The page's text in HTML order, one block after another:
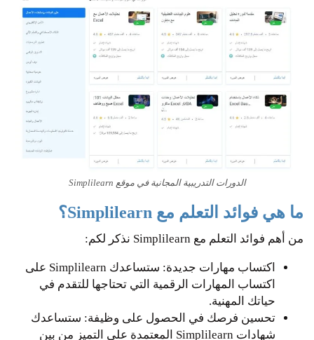
الدورات التدريبية المجانية في موقع Simplilearn
ما هي فوائد التعلم مع Simplilearn؟
من أهم فوائد التعلم مع Simplilearn نذكر لكم:
اكتساب مهارات جديدة: ستساعدك Simplilearn على
اكتساب المهارات الرقمية التي تحتاجها للتقدم في
حياتك المهنية.
تحسين فرصك في الحصول على وظيفة: ستساعدك
شهادات Simplilearn المعتمدة على التميز من بين